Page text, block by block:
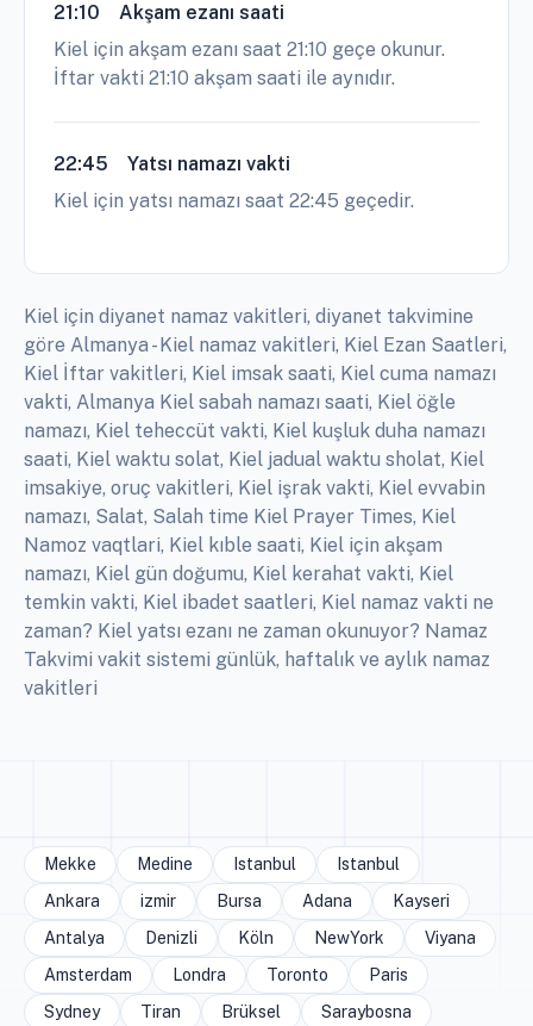
21:10
Akşam ezanı saati
Kiel için akşam ezanı saat 21:10 geçe okunur.
İftar vakti 21:10 akşam saati ile aynıdır.
22:45
Yatsı namazı vakti
Kiel için yatsı namazı saat 22:45 geçedir.
Kiel için diyanet namaz vakitleri, diyanet takvimine
göre Almanya - Kiel namaz vakitleri, Kiel Ezan Saatleri,
Kiel İftar vakitleri, Kiel imsak saati, Kiel cuma namazı
vakti, Almanya Kiel sabah namazı saati, Kiel öğle
namazı, Kiel teheccüt vakti, Kiel kuşluk duha namazı
saati, Kiel waktu solat, Kiel jadual waktu sholat, Kiel
imsakiye, oruç vakitleri, Kiel işrak vakti, Kiel evvabin
namazı, Salat, Salah time Kiel Prayer Times, Kiel
Namoz vaqtlari, Kiel kıble saati, Kiel için akşam
namazı, Kiel gün doğumu, Kiel kerahat vakti, Kiel
temkin vakti, Kiel ibadet saatleri, Kiel namaz vakti ne
zaman? Kiel yatsı ezanı ne zaman okunuyor? Namaz
Takvimi vakit sistemi günlük, haftalık ve aylık namaz
vakitleri
Mekke Medine Istanbul
Istanbul
Ankara
izmir Bursa Adana
Kayseri
Antalya
Denizli Köln NewYork
Viyana
Amsterdam
Londra Toronto
Paris
Sydney
Tiran Brüksel
Saraybosna